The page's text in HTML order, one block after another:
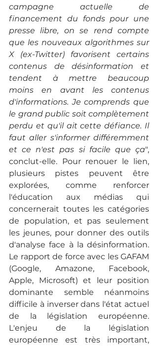
campagne actuelle de
financement du fonds pour une
presse libre, on se rend compte
que les nouveaux algorithmes sur
X (ex-Twitter) favorisent certains
contenus de désinformation et
tendent à mettre beaucoup
moins en avant les contenus
d'informations. Je comprends que
le grand public soit complètement
perdu et qu'il ait cette défiance. Il
faut aller s'informer différemment
et ce n'est pas si facile que ça",
conclut-elle. Pour renouer le lien,
plusieurs pistes peuvent être
explorées, comme renforcer
l'éducation aux médias qui
concernerait toutes les catégories
de population, et pas seulement
les jeunes, pour donner des outils
d'analyse face à la désinformation.
Le rapport de force avec les GAFAM
(Google, Amazone, Facebook,
Apple, Microsoft) et leur position
dominante semble néanmoins
difficile à inverser dans l'état actuel
de la législation européenne.
L'enjeu de la législation
européenne est très important,